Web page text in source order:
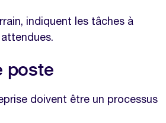
indiquent les tâches à
poste
doivent être un processus